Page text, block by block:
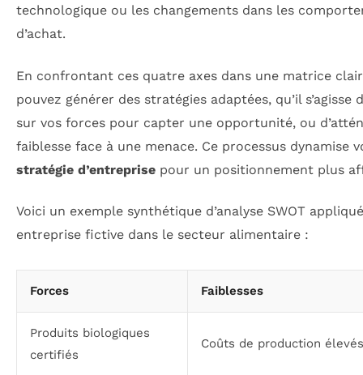
technologique ou les changements dans les
d’achat.
En confrontant ces quatre axes dans une matrice
pouvez générer des stratégies adaptées, qu’il s’agisse
sur vos forces pour capter une opportunité, ou
faiblesse face à une menace. Ce processus dynamise
stratégie d’entreprise pour un positionnement plus
Voici un exemple synthétique d’analyse SWOT
entreprise fictive dans le secteur alimentaire :
Forces Faiblesses
Produits biologiques
certifiés
Coûts de production élevés